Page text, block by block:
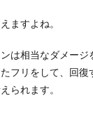
ますよね。
は相当なダメージ
フリをして、回
られます。